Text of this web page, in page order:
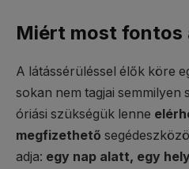
Miért most fontos
A látássérüléssel élők köre
sokan nem tagjai semmilyen
óriási szükségük lenne
megfizethető
adja: egy nap alatt, egy